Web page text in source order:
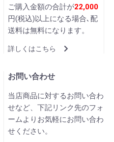
ご購入金額の合計が22,000
円(税込)以上になる場合､配
送料は無料になります。
詳しくはこちら
お問い合わせ
当店商品に対するお問い合わ
せなど、下記リンク先のフォ
ームよりお気軽にお問い合わ
せください。